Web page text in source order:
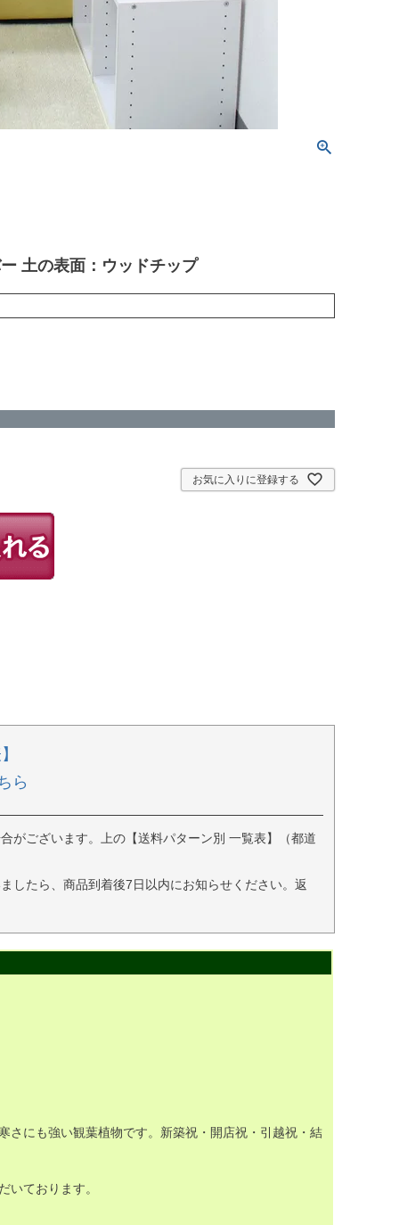
土の表面：ウッドチップ
お気に入りに登録する
ら
がございます。上の【送料パターン別 一覧表】（都道
したら、商品到着後7日以内にお知らせください。返
さにも強い観葉植物です。新築祝・開店祝・引越祝・結
ております。